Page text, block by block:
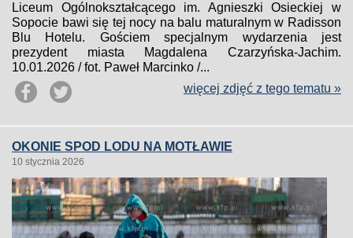
Liceum Ogólnokształcącego im. Agnieszki Osieckiej w
Sopocie bawi się tej nocy na balu maturalnym w Radisson
Blu Hotelu. Gościem specjalnym wydarzenia jest
prezydent miasta Magdalena Czarzyńska-Jachim.
10.01.2026 / fot. Paweł Marcinko /...
więcej zdjęć z tego tematu »
OKONIE SPOD LODU NA MOTŁAWIE
10 stycznia 2026